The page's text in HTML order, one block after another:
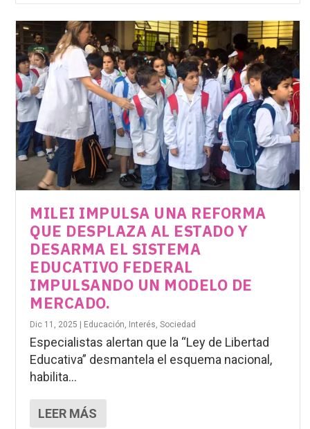
MILEI IMPULSA UNA REFORMA
QUE DESPLAZA AL ESTADO Y
DESARMA EL SISTEMA
EDUCATIVO FEDERAL
IMPULSANDO UN MODELO DE
MERCADO.
Dic 11, 2025 Educación, Interés,Sociedad
Especialistas alertan que la “Ley de Libertad
Educativa” desmantela el esquema nacional,
habilita...
LEER MÁS